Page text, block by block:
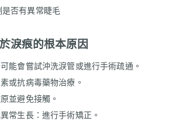
否有異常睫毛
淚痕的根本原因
能會嘗試沖洗淚管或進行手術疏通。
或抗病毒藥物治療。
並避免接觸。
常生長：進行手術矯正。